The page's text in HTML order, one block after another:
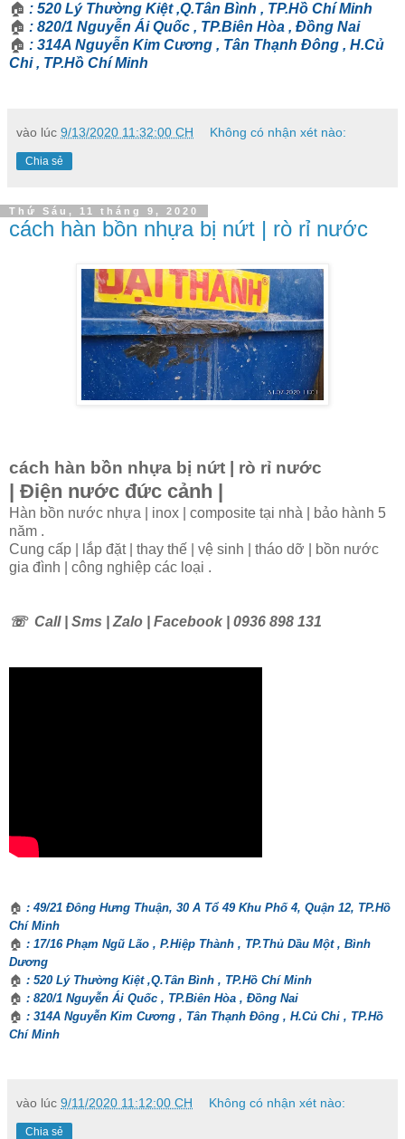
🏠 : 520 Lý Thường Kiệt ,Q.Tân Bình , TP.Hồ Chí Minh
🏠 : 820/1 Nguyễn Ái Quốc , TP.Biên Hòa , Đồng Nai
🏠 : 314A Nguyễn Kim Cương , Tân Thạnh Đông , H.Củ
Chi , TP.Hồ Chí Minh
vào lúc 9/13/2020 11:32:00 CH Không có nhận xét nào:
Chia sẻ
Thứ Sáu, 11 tháng 9, 2020
cách hàn bồn nhựa bị nứt | rò rỉ nước
cách hàn bồn nhựa bị nứt | rò rỉ nước
| Điện nước đức cảnh |
Hàn bồn nước nhựa | inox | composite tại nhà | bảo hành 5
năm .
Cung cấp | lắp đặt | thay thế | vệ sinh | tháo dỡ | bồn nước
gia đình | công nghiệp các loại .
☏ Call | Sms | Zalo | Facebook | 0936 898 131
🏠 : 49/21 Đông Hưng Thuận, 30 A Tổ 49 Khu Phố 4, Quận 12, TP.Hồ
Chí Minh
🏠 : 17/16 Phạm Ngũ Lão , P.Hiệp Thành , TP.Thủ Dầu Một , Bình
Dương
🏠 : 520 Lý Thường Kiệt ,Q.Tân Bình , TP.Hồ Chí Minh
🏠 : 820/1 Nguyễn Ái Quốc , TP.Biên Hòa , Đồng Nai
🏠 : 314A Nguyễn Kim Cương , Tân Thạnh Đông , H.Củ Chi , TP.Hồ
Chí Minh
vào lúc 9/11/2020 11:12:00 CH Không có nhận xét nào:
Chia sẻ